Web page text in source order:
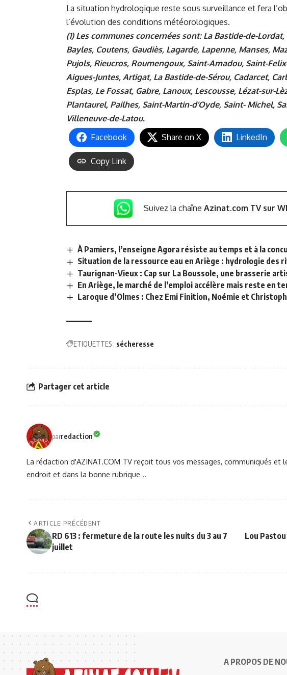
La situation hydrologique reste sous surveillance et fera
l’évolution des conditions météorologiques.
(1) Les communes concernées sont: La Bastide-de-
Bayles, Coutens, Gaudiès, Lagarde, Lapenne, Manses,
Pujols, Rieucros, Roumengoux, Saint-Amadou, Saint-
Aigues-Juntes, Artigat, La Bastide-de-Sérou, Cadarcet,
Esplas, Le Fossat, Gabre, Lanoux, Lescousse, Lézat-sur-
Plantaurel, Pailhes, Saint-Martin-d’Oyde, Saint- Michel,
Villeneuve-de-Latou.
Facebook
Share on X LinkedIn
Copy Link
Suivez la chaîne Azinat.com TV sur
À Pamiers, l’enseigne Agora résiste au temps et à la
Situation de la ressource eau en Ariège : hydrologie des
Taurignan-Vieux : Cap sur La Boussole, une brasserie
En Ariège, le marché de l’emploi accélère mais reste en
Laroque d’Olmes : Chez Emi Finition, Noémie et
ETIQUETTES : sécheresse
Partager cet article
parredaction
La rédaction d'AZINAT.COM TV reçoit tous vos messages, communiqués et
endroit et dans la bonne rubrique ..
ARTICLE PRÉCÉDENT
RD 613 : fermeture de la route les nuits du 3 au 7
juillet
Lou
A PROPOS DE